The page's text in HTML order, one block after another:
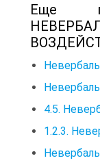
Еще
4.5.
1.2.3.